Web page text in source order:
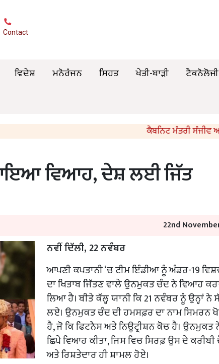
Contact
ਵਿਦੇਸ਼ ਮਨੋਰੰਜਨ ਸਿਹਤ ਖੇਤੀ-ਬਾੜੀ ਟੈਕਨੋਲੋਜੀ
ਕੈਬਨਿਟ ਮੰਤਰੀ ਸੰਜੀਵ
ਵਿਆਹ, ਦੇਸ਼ ਲਈ ਜਿੱਤ
22nd
ਨਵੀਂ ਦਿੱਲੀ, 22 ਨਵੰਬਰ
ਆਪਣੀ ਕਪਤਾਨੀ ‘ਚ ਟੀਮ ਇੰਡੀਆ ਨੂੰ ਅੰਡਰ-19
ਦਾ ਖਿਤਾਬ ਜਿੱਤਣ ਵਾਲੇ ਉਨਮੁਕਤ ਚੰਦ ਨੇ ਵਿਆਹ
ਲਿਆ ਹੈ। ਬੀਤੇ ਕੱਲ੍ਹ ਯਾਨੀ ਕਿ 21 ਨਵੰਬਰ ਨੂੰ ਉਨ੍ਹਾਂ ਨੇ
ਲਏ। ਉਨਮੁਕਤ ਚੰਦ ਦੀ ਹਮਸਫ਼ਰ ਦਾ ਨਾਮ ਸਿਮਰਨ
ਹੈ, ਜੋ ਕਿ ਫਿਟਨੈਸ ਅਤੇ ਨਿਊਟ੍ਰੀਸ਼ਨ ਕੋਚ ਹੈ। ਉਨਮੁਕਤ
ਛਿਪੇ ਵਿਆਹ ਕੀਤਾ, ਜਿਸ ਵਿਚ ਸਿਰਫ਼ ਉਸ ਦੇ
ਅਤੇ ਰਿਸ਼ਤੇਦਾਰ ਹੀ ਸ਼ਾਮਲ ਹੋਏ।